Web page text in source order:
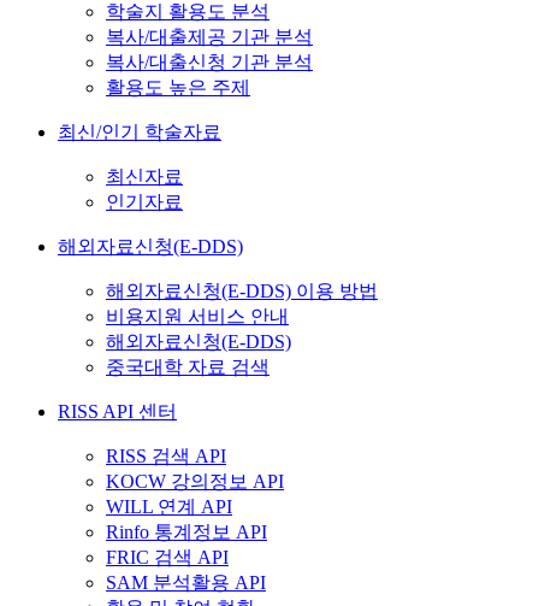
학술지 활용도 분석
복사/대출제공 기관 분석
복사/대출신청 기관 분석
활용도 높은 주제
최신/인기 학술자료
최신자료
인기자료
해외자료신청(E-DDS)
해외자료신청(E-DDS) 이용 방법
비용지원 서비스 안내
해외자료신청(E-DDS)
중국대학 자료 검색
RISS API 센터
RISS 검색 API
KOCW 강의정보 API
WILL 연계 API
Rinfo 통계정보 API
FRIC 검색 API
SAM 분석활용 API